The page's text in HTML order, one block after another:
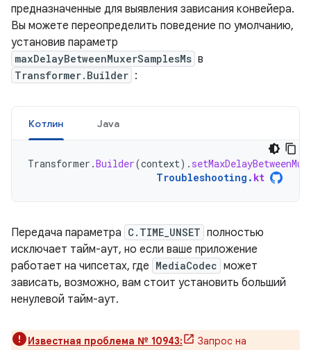
предназначенные для выявления зависания конвейера.
Вы можете переопределить поведение по умолчанию,
установив параметр
maxDelayBetweenMuxerSamplesMs в
Transformer.Builder :
Котлин Java
Transformer .Builder(context).
Troubleshooting . kt
Передача параметра C.TIME_UNSET полностью
исключает тайм-аут, но если ваше приложение
работает на чипсетах, где MediaCodec может
зависать, возможно, вам стоит установить больший
ненулевой тайм-аут.
Известная проблема № 10943:
Запрос на